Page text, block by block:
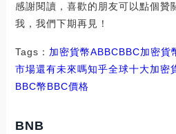
感謝閱讀，喜歡的朋友可以點個贊
我，我們下期再見！
Tags： 加密貨幣ABBCBBC加密貨
市場還有未來嗎知乎全球十大加密
BBC幣BBC價格
BNB